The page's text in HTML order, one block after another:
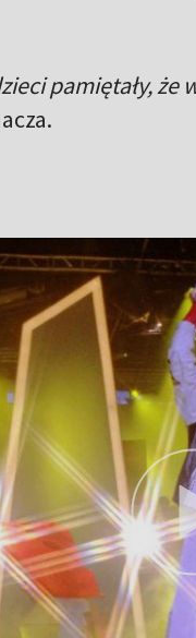
pamiętały,